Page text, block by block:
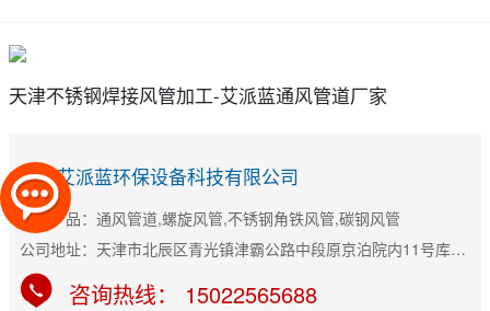
天津不锈钢焊接风管加工-艾派蓝通风管道厂家
天津艾派蓝环保设备科技有限公司
主营产品：通风管道,螺旋风管,不锈钢角铁风管,碳钢风管
公司地址：天津市北辰区青光镇津霸公路中段原京泊院内11号库（交通队西侧）
咨询热线： 15022565688